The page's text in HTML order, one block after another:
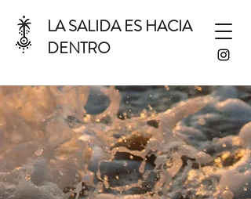
LA SALIDA ES HACIA
DENTRO